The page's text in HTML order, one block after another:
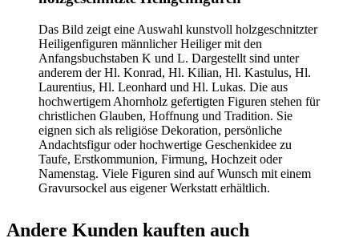
Das Bild zeigt eine Auswahl kunstvoll holzgeschnitzter
Heiligenfiguren männlicher Heiliger mit den
Anfangsbuchstaben K und L. Dargestellt sind unter
anderem der Hl. Konrad, Hl. Kilian, Hl. Kastulus, Hl.
Laurentius, Hl. Leonhard und Hl. Lukas. Die aus
hochwertigem Ahornholz gefertigten Figuren stehen für
christlichen Glauben, Hoffnung und Tradition. Sie
eignen sich als religiöse Dekoration, persönliche
Andachtsfigur oder hochwertige Geschenkidee zu
Taufe, Erstkommunion, Firmung, Hochzeit oder
Namenstag. Viele Figuren sind auf Wunsch mit einem
Gravursockel aus eigener Werkstatt erhältlich.
Andere Kunden kauften auch